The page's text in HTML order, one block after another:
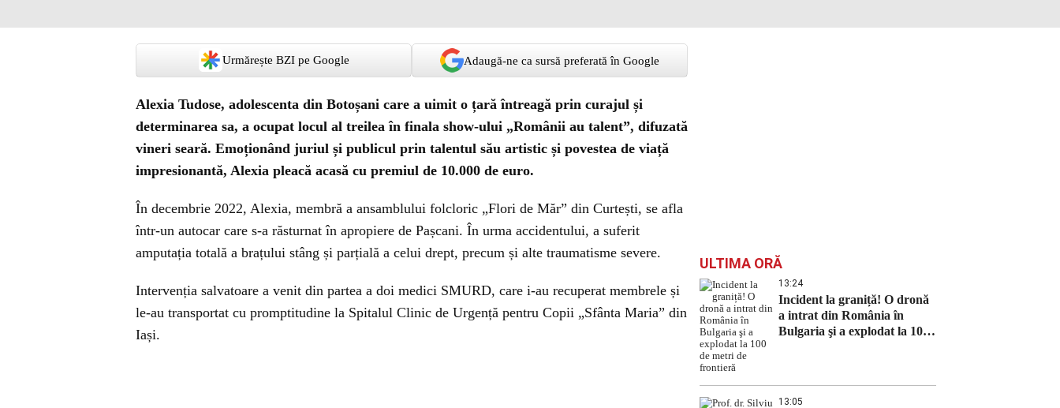
Urmărește BZI pe Google Adaugă-ne ca sursă preferată în Google
Alexia Tudose, adolescenta din Botoșani care a uimit o țară întreagă prin curajul și
determinarea sa, a ocupat locul al treilea în finala show-ului „Românii au talent”, difuzată
vineri seară. Emoționând juriul și publicul prin talentul său artistic și povestea de viață
impresionantă, Alexia pleacă acasă cu premiul de 10.000 de euro.
În decembrie 2022, Alexia, membră a ansamblului folcloric „Flori de Măr” din Curtești, se afla
într-un autocar care s-a răsturnat în apropiere de Pașcani. În urma accidentului, a suferit
amputația totală a brațului stâng și parțială a celui drept, precum și alte traumatisme severe.
Intervenția salvatoare a venit din partea a doi medici SMURD, care i-au recuperat membrele și
le-au transportat cu promptitudine la Spitalul Clinic de Urgență pentru Copii „Sfânta Maria” din
Iași.
ULTIMA ORĂ
13:24
Incident la graniță! O dronă
a intrat din România în
Bulgaria şi a explodat la 100
13:05